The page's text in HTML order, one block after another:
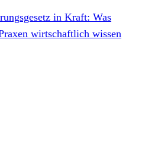
in Kraft: Was
wirtschaftlich wissen